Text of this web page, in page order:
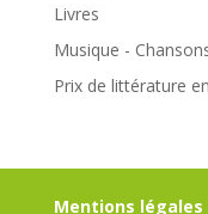
Livres
Musique -
Prix de littérature
Mentions légales